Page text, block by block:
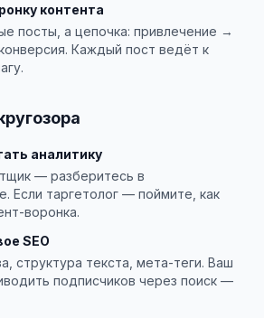
контента
посты, а цепочка: привлечение →
Каждый пост ведёт к
аналитику
— разберитесь в
Если таргетолог — поймите, как
воронка.
SEO
структура текста, мета-теги. Ваш
подписчиков через поиск —